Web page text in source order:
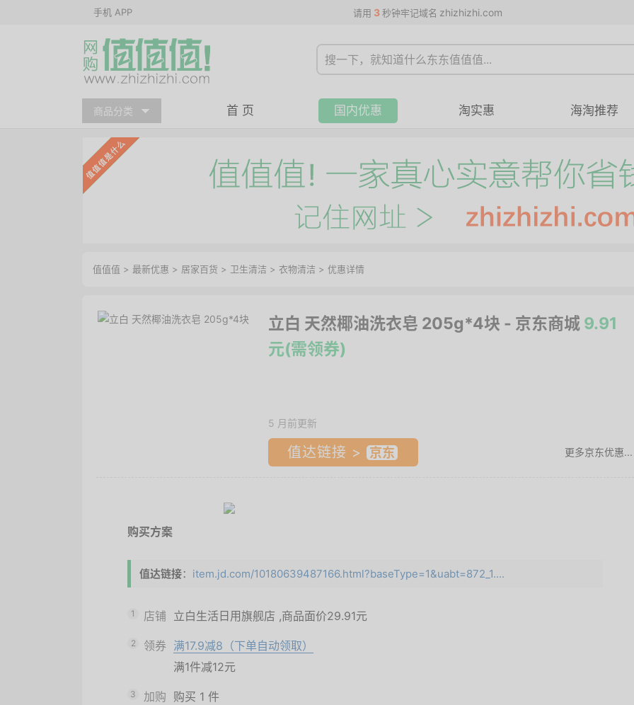
手机 APP 请用 3 秒钟牢记域名 zhizhizhi.com
商品分类 首 页 国内优惠 淘实惠 海淘推荐
值值值 > 最新优惠 > 居家百货 > 卫生清洁 > 衣物清洁 > 优惠详情
立白 天然椰油洗衣皂 205g*4块 - 京东商城 9.91
元(需领券)
5 月前更新
值达链接 > 更多京东优惠...
购买方案
值达链接： item.jd.com/10180639487166.html?baseType=1&uabt=872_1....
1 店铺 立白生活日用旗舰店 ,商品面价29.91元
2 领券 满17.9减8（下单自动领取）
满1件减12元
3 加购 购买 1 件